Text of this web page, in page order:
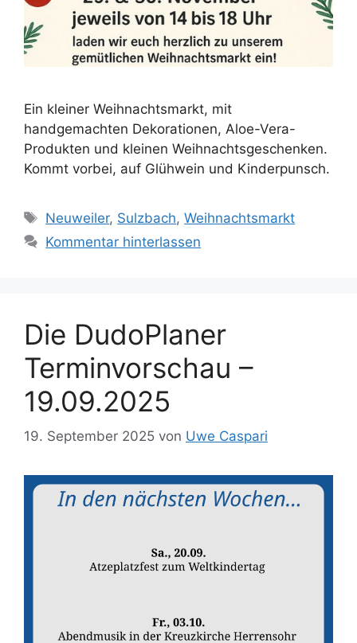
Ein kleiner Weihnachtsmarkt, mit
handgemachten Dekorationen, Aloe-Vera-
Produkten und kleinen Weihnachtsgeschenken.
Kommt vorbei, auf Glühwein und Kinderpunsch.
Schlagwörter
Neuweiler, Sulzbach,Weihnachtsmarkt
Kommentar hinterlassen
Die DudoPlaner
Terminvorschau –
19.09.2025
19. September 2025 von Uwe Caspari